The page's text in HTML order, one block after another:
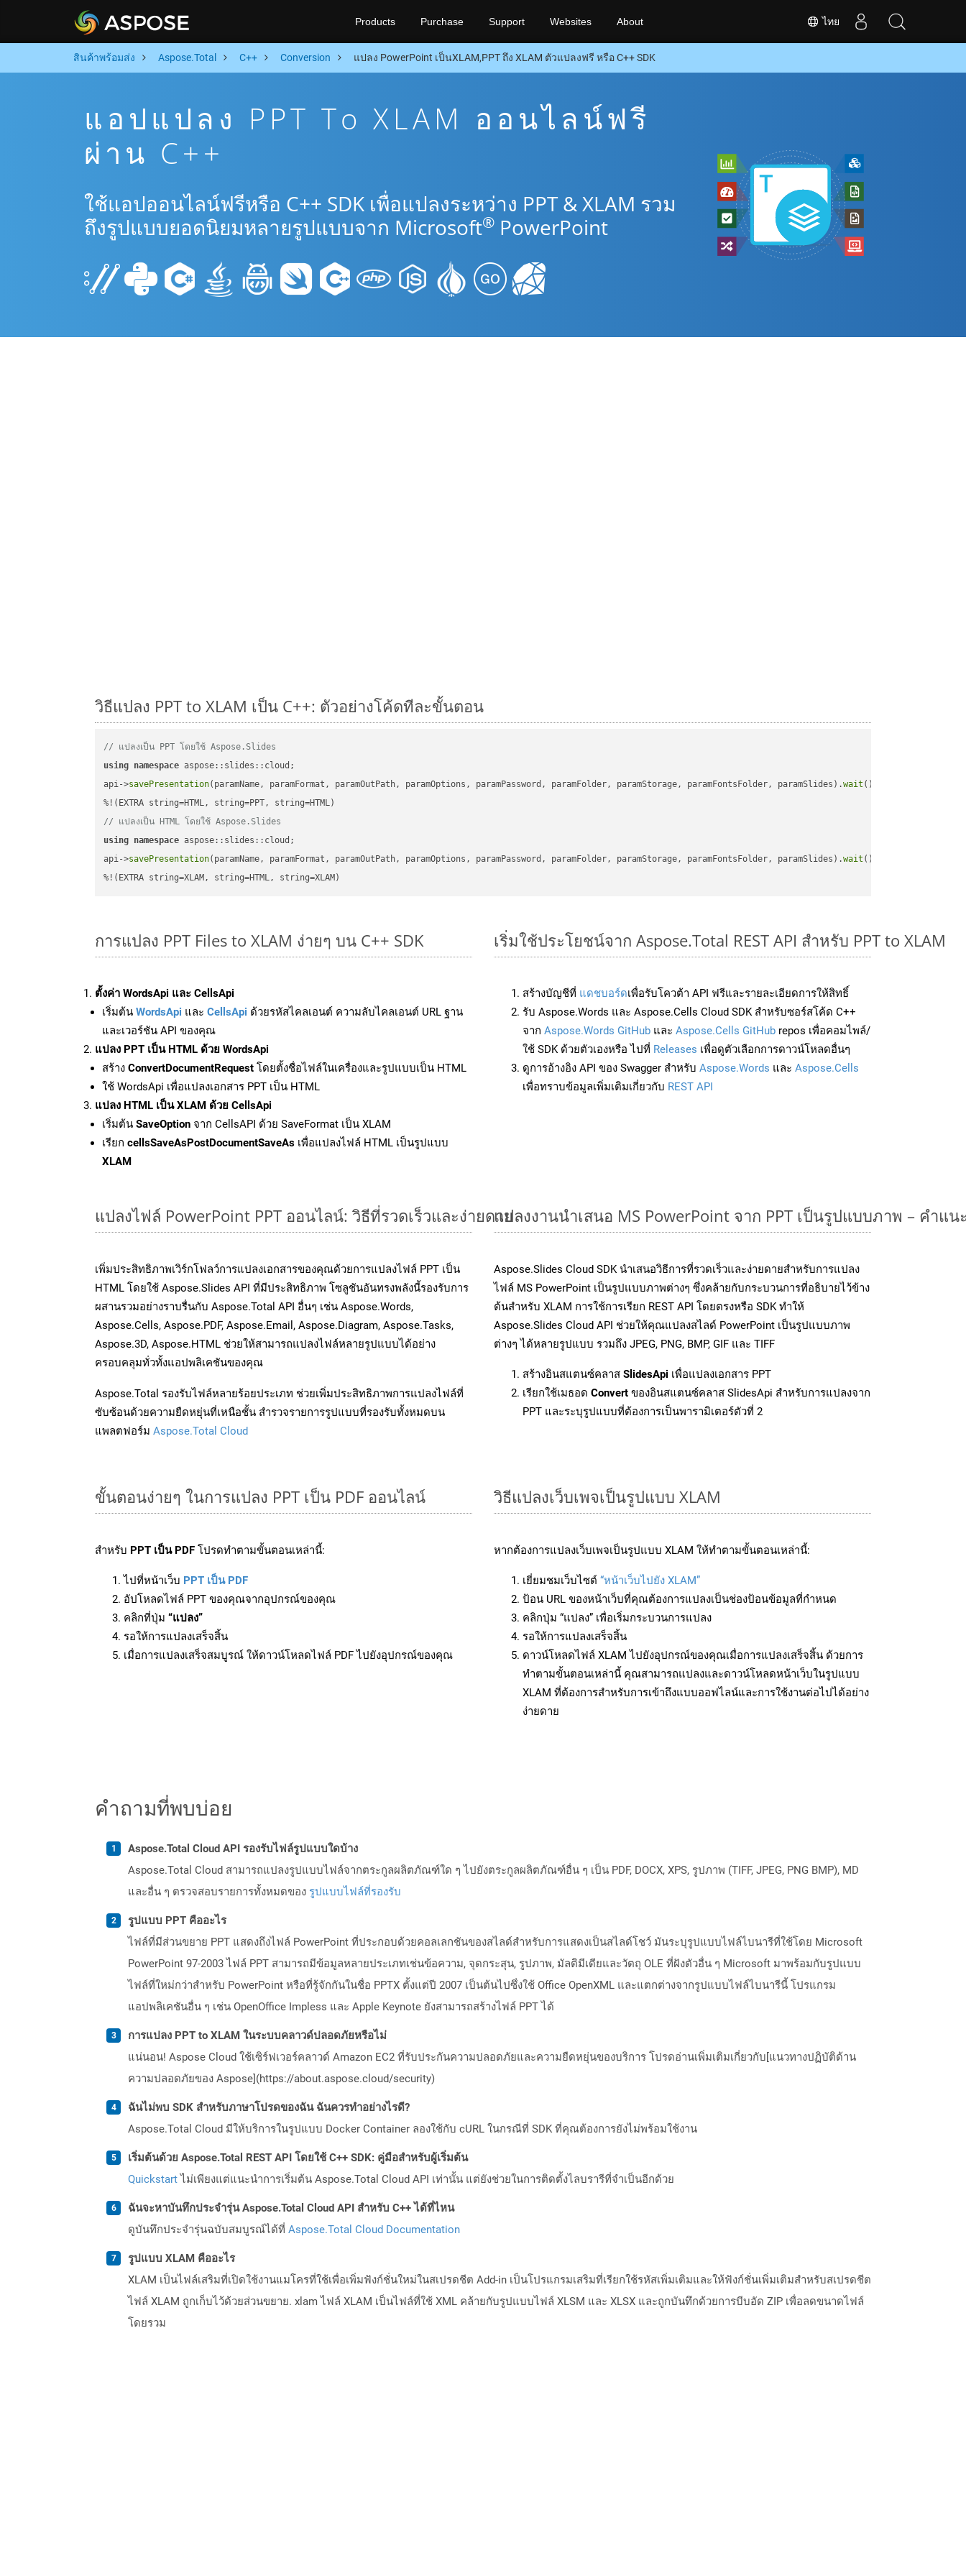
ไทย
Products Purchase Support Websites About
สินค้าพร้อมส่ง Aspose.Total C++ Conversion แปลง PowerPoint เป็นXLAM,PPT ถึง XLAM ตัวแปลงฟรี หรือ C++ SDK
แอปแปลง PPT To XLAM ออนไลน์ฟรี
ผ่าน C++
ใช้แอปออนไลน์ฟรีหรือ C++ SDK เพื่อแปลงระหว่าง PPT & XLAM รวม
ถึงรูปแบบยอดนิยมหลายรูปแบบจาก Microsoft® PowerPoint
วิธีแปลง PPT to XLAM เป็น C++: ตัวอย่างโค้ดทีละขั้นตอน
// แปลงเป็น PPT โดยใช้ Aspose.Slides
using namespace aspose::slides::cloud;
api->savePresentation(paramName, paramFormat, paramOutPath, paramOptions, paramPassword, paramFolder, paramStorage, paramFontsFolder, paramSlides).wait ();
// แปลงเป็น HTML โดยใช้ Aspose.Slides
using namespace aspose::slides::cloud;
api->savePresentation(paramName, paramFormat, paramOutPath, paramOptions, paramPassword, paramFolder, paramStorage, paramFontsFolder, paramSlides).wait ();
%!(EXTRA string=XLAM, string=HTML, string=XLAM)
การแปลง PPT Files to XLAM ง่ายๆ บน C++ SDK
ตั้งค่า WordsApi และ CellsApi
เริ่มต้น WordsApi และ CellsApi ด้วยรหัสไคลเอนต์ ความลับไคลเอนต์ URL ฐาน
และเวอร์ชัน API ของคุณ
แปลง PPT เป็น HTML ด้วย WordsApi
สร้าง ConvertDocumentRequest โดยตั้งชื่อไฟล์ในเครื่องและรูปแบบเป็น HTML
ใช้ WordsApi เพื่อแปลงเอกสาร PPT เป็น HTML
แปลง HTML เป็น XLAM ด้วย CellsApi
เริ่มต้น SaveOption จาก CellsAPI ด้วย SaveFormat เป็น XLAM
เรียก cellsSaveAsPostDocumentSaveAs เพื่อแปลงไฟล์ HTML เป็นรูปแบบ
XLAM
เริ่มใช้ประโยชน์จาก Aspose.Total REST API สำหรับ PPT to XLAM
สร้างบัญชีที่ แดชบอร์ดเพื่อรับโควต้า API ฟรีและรายละเอียดการให้สิทธิ์
รับ Aspose.Words และ Aspose.Cells Cloud SDK สำหรับซอร์สโค้ด C++
จาก Aspose.Words GitHub และ Aspose.Cells GitHub repos เพื่อคอมไพล์/
ใช้ SDK ด้วยตัวเองหรือ ไปที่ Releases เพื่อดูตัวเลือกการดาวน์โหลดอื่นๆ
ดูการอ้างอิง API ของ Swagger สำหรับ Aspose.Words และ Aspose.Cells
เพื่อทราบข้อมูลเพิ่มเติมเกี่ยวกับ REST API
แปลงไฟล์ PowerPoint PPT ออนไลน์: วิธีที่รวดเร็วและง่ายดาย
เพิ่มประสิทธิภาพเวิร์กโฟลว์การแปลงเอกสารของคุณด้วยการแปลงไฟล์ PPT เป็น
HTML โดยใช้ Aspose.Slides API ที่มีประสิทธิภาพ โซลูชันอันทรงพลังนี้รองรับการ
ผสานรวมอย่างราบรื่นกับ Aspose.Total API อื่นๆ เช่น Aspose.Words,
Aspose.Cells, Aspose.PDF, Aspose.Email, Aspose.Diagram, Aspose.Tasks,
Aspose.3D, Aspose.HTML ช่วยให้สามารถแปลงไฟล์หลายรูปแบบได้อย่าง
ครอบคลุมทั่วทั้งแอปพลิเคชันของคุณ
Aspose.Total รองรับไฟล์หลายร้อยประเภท ช่วยเพิ่มประสิทธิภาพการแปลงไฟล์ที่
ซับซ้อนด้วยความยืดหยุ่นที่เหนือชั้น สำรวจรายการรูปแบบที่รองรับทั้งหมดบน
แพลตฟอร์ม Aspose.Total Cloud
แปลงงานนำเสนอ MS PowerPoint จาก PPT เป็นรูปแบบภาพ – คำแ
Aspose.Slides Cloud SDK นำเสนอวิธีการที่รวดเร็วและง่ายดายสำหรับการแปลง
ไฟล์ MS PowerPoint เป็นรูปแบบภาพต่างๆ ซึ่งคล้ายกับกระบวนการที่อธิบายไว้ข้าง
ต้นสำหรับ XLAM การใช้การเรียก REST API โดยตรงหรือ SDK ทำให้
Aspose.Slides Cloud API ช่วยให้คุณแปลงสไลด์ PowerPoint เป็นรูปแบบภาพ
ต่างๆ ได้หลายรูปแบบ รวมถึง JPEG, PNG, BMP, GIF และ TIFF
สร้างอินสแตนซ์คลาส SlidesApi เพื่อแปลงเอกสาร PPT
เรียกใช้เมธอด Convert ของอินสแตนซ์คลาส SlidesApi สำหรับการแปลงจาก
PPT และระบุรูปแบบที่ต้องการเป็นพารามิเตอร์ตัวที่ 2
ขั้นตอนง่ายๆ ในการแปลง PPT เป็น PDF ออนไลน์
สำหรับ PPT เป็น PDF โปรดทำตามขั้นตอนเหล่านี้:
ไปที่หน้าเว็บ PPT เป็น PDF
อัปโหลดไฟล์ PPT ของคุณจากอุปกรณ์ของคุณ
คลิกที่ปุ่ม “แปลง”
รอให้การแปลงเสร็จสิ้น
เมื่อการแปลงเสร็จสมบูรณ์ ให้ดาวน์โหลดไฟล์ PDF ไปยังอุปกรณ์ของคุณ
วิธีแปลงเว็บเพจเป็นรูปแบบ XLAM
หากต้องการแปลงเว็บเพจเป็นรูปแบบ XLAM ให้ทำตามขั้นตอนเหล่านี้:
เยี่ยมชมเว็บไซต์ “หน้าเว็บไปยัง XLAM”
ป้อน URL ของหน้าเว็บที่คุณต้องการแปลงเป็นช่องป้อนข้อมูลที่กำหนด
คลิกปุ่ม “แปลง” เพื่อเริ่มกระบวนการแปลง
รอให้การแปลงเสร็จสิ้น
ดาวน์โหลดไฟล์ XLAM ไปยังอุปกรณ์ของคุณเมื่อการแปลงเสร็จสิ้น ด้วยการ
ทำตามขั้นตอนเหล่านี้ คุณสามารถแปลงและดาวน์โหลดหน้าเว็บในรูปแบบ
XLAM ที่ต้องการสำหรับการเข้าถึงแบบออฟไลน์และการใช้งานต่อไปได้อย่าง
ง่ายดาย
คำถามที่พบบ่อย
Aspose.Total Cloud API รองรับไฟล์รูปแบบใดบ้าง
Aspose.Total Cloud สามารถแปลงรูปแบบไฟล์จากตระกูลผลิตภัณฑ์ใด ๆ ไปยังตระกูลผลิตภัณฑ์อื่น ๆ เป็น PDF, DOCX, XPS, รูปภาพ (TIFF, JPEG, PNG BMP), MD
และอื่น ๆ ตรวจสอบรายการทั้งหมดของ รูปแบบไฟล์ที่รองรับ
รูปแบบ PPT คืออะไร
ไฟล์ที่มีส่วนขยาย PPT แสดงถึงไฟล์ PowerPoint ที่ประกอบด้วยคอลเลกชันของสไลด์สำหรับการแสดงเป็นสไลด์โชว์ มันระบุรูปแบบไฟล์ไบนารีที่ใช้โดย Microsoft
PowerPoint 97-2003 ไฟล์ PPT สามารถมีข้อมูลหลายประเภทเช่นข้อความ, จุดกระสุน, รูปภาพ, มัลติมีเดียและวัตถุ OLE ที่ฝังตัวอื่น ๆ Microsoft มาพร้อมกับรูปแบบ
ไฟล์ที่ใหม่กว่าสำหรับ PowerPoint หรือที่รู้จักกันในชื่อ PPTX ตั้งแต่ปี 2007 เป็นต้นไปซึ่งใช้ Office OpenXML และแตกต่างจากรูปแบบไฟล์ไบนารีนี้ โปรแกรม
แอปพลิเคชันอื่น ๆ เช่น OpenOffice Impless และ Apple Keynote ยังสามารถสร้างไฟล์ PPT ได้
การแปลง PPT to XLAM ในระบบคลาวด์ปลอดภัยหรือไม่
แน่นอน! Aspose Cloud ใช้เซิร์ฟเวอร์คลาวด์ Amazon EC2 ที่รับประกันความปลอดภัยและความยืดหยุ่นของบริการ โปรดอ่านเพิ่มเติมเกี่ยวกับ[แนวทางปฏิบัติด้าน
ความปลอดภัยของ Aspose](https://about.aspose.cloud/security)
ฉันไม่พบ SDK สำหรับภาษาโปรดของฉัน ฉันควรทำอย่างไรดี?
Aspose.Total Cloud มีให้บริการในรูปแบบ Docker Container ลองใช้กับ cURL ในกรณีที่ SDK ที่คุณต้องการยังไม่พร้อมใช้งาน
เริ่มต้นด้วย Aspose.Total REST API โดยใช้ C++ SDK: คู่มือสำหรับผู้เริ่มต้น
Quickstartไม่เพียงแต่แนะนำการเริ่มต้น Aspose.Total Cloud API เท่านั้น แต่ยังช่วยในการติดตั้งไลบรารีที่จำเป็นอีกด้วย
ฉันจะหาบันทึกประจำรุ่น Aspose.Total Cloud API สำหรับ C++ ได้ที่ไหน
ดูบันทึกประจำรุ่นฉบับสมบูรณ์ได้ที่ Aspose.Total Cloud Documentation
รูปแบบ XLAM คืออะไร
XLAM เป็นไฟล์เสริมที่เปิดใช้งานแมโครที่ใช้เพื่อเพิ่มฟังก์ชั่นใหม่ในสเปรดชีต Add-in เป็นโปรแกรมเสริมที่เรียกใช้รหัสเพิ่มเติมและให้ฟังก์ชั่นเพิ่มเติมสำหรับสเปรดชีต
ไฟล์ XLAM ถูกเก็บไว้ด้วยส่วนขยาย. xlam ไฟล์ XLAM เป็นไฟล์ที่ใช้ XML คล้ายกับรูปแบบไฟล์ XLSM และ XLSX และถูกบันทึกด้วยการบีบอัด ZIP เพื่อลดขนาดไฟล์
โดยรวม